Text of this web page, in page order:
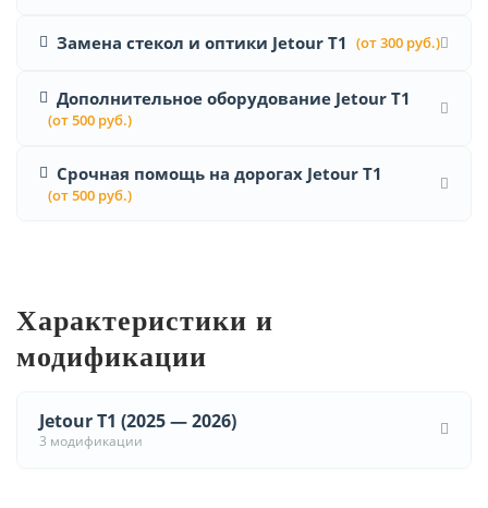
Замена стекол и оптики Jetour T1 (от 300 руб.)
Дополнительное оборудование Jetour T1
(от 500 руб.)
Срочная помощь на дорогах Jetour T1
(от 500 руб.)
Характеристики и
модификации
Jetour T1 (2025 — 2026)
3 модификации